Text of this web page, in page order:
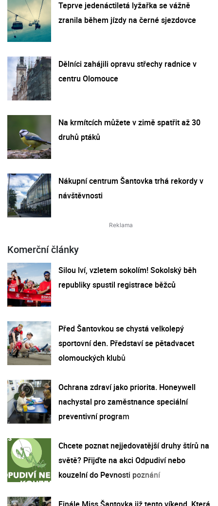
Teprve jedenáctiletá lyžařka se vážně
zranila během jízdy na černé sjezdovce
Dělníci zahájili opravu střechy radnice v
centru Olomouce
Na krmítcích můžete v zimě spatřit až 30
druhů ptáků
Nákupní centrum Šantovka trhá rekordy v
návštěvnosti
Komerční články
Silou lví, vzletem sokolím! Sokolský běh
republiky spustil registrace běžců
Před Šantovkou se chystá velkolepý
sportovní den. Představí se pětadvacet
olomouckých klubů
Ochrana zdraví jako priorita. Honeywell
nachystal pro zaměstnance speciální
preventivní program
Chcete poznat nejjedovatější druhy štírů na
světě? Přijďte na akci Odpudiví nebo
kouzelní do Pevnosti poznání